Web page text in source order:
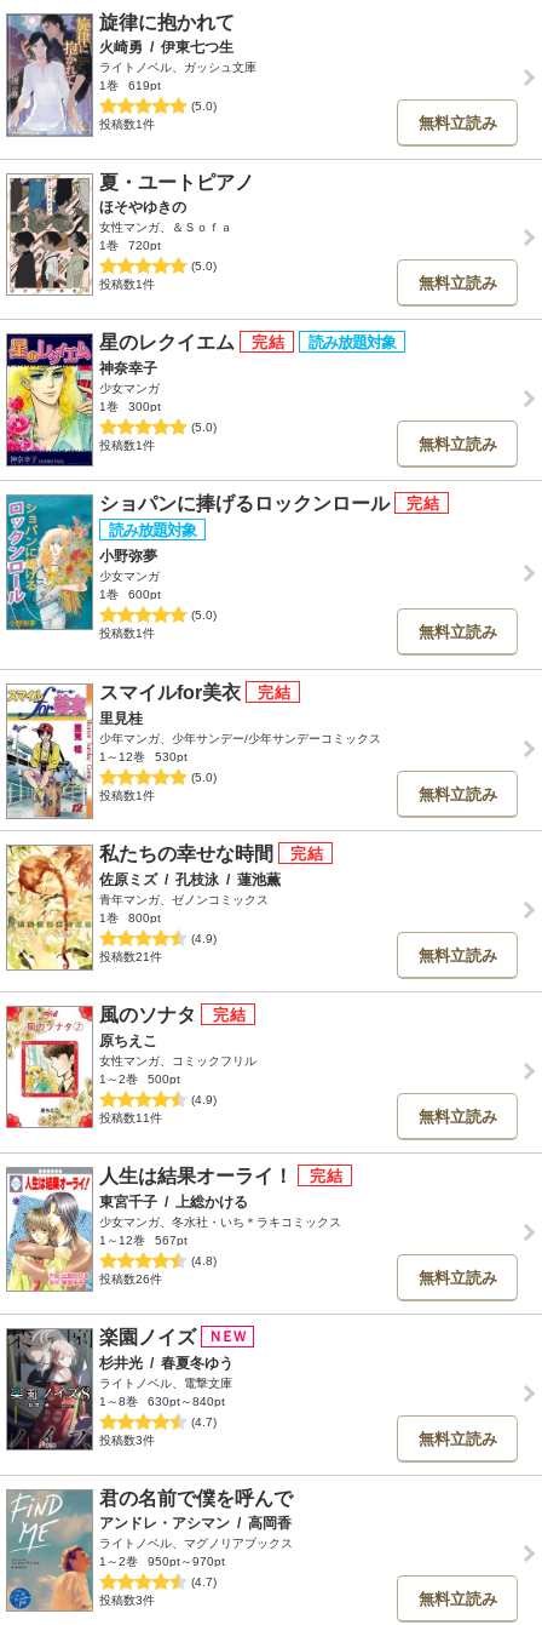
旋律に抱かれて
火崎勇 / 伊東七つ生
ライトノベル、ガッシュ文庫
1巻
619pt
(5.0)
投稿数1件
無料立読み
夏・ユートピアノ
ほそやゆきの
女性マンガ、＆Ｓｏｆａ
1巻
720pt
(5.0)
投稿数1件
無料立読み
星のレクイエム
神奈幸子
少女マンガ
1巻
300pt
(5.0)
投稿数1件
無料立読み
ショパンに捧げるロックンロール
小野弥夢
少女マンガ
1巻
600pt
(5.0)
投稿数1件
無料立読み
スマイルfor美衣
里見桂
少年マンガ、少年サンデー/少年サンデーコミックス
1～12巻
530pt
(5.0)
投稿数1件
無料立読み
私たちの幸せな時間
佐原ミズ / 孔枝泳 / 蓮池薫
青年マンガ、ゼノンコミックス
1巻
800pt
(4.9)
投稿数21件
無料立読み
風のソナタ
原ちえこ
女性マンガ、コミックフリル
1～2巻
500pt
(4.9)
投稿数11件
無料立読み
人生は結果オーライ！
東宮千子 / 上総かける
少女マンガ、冬水社・いち＊ラキコミックス
1～12巻
567pt
(4.8)
投稿数26件
無料立読み
楽園ノイズ
杉井光 / 春夏冬ゆう
ライトノベル、電撃文庫
1～8巻
630pt～840pt
(4.7)
投稿数3件
無料立読み
君の名前で僕を呼んで
アンドレ・アシマン / 高岡香
ライトノベル、マグノリアブックス
1～2巻
950pt～970pt
(4.7)
投稿数3件
無料立読み